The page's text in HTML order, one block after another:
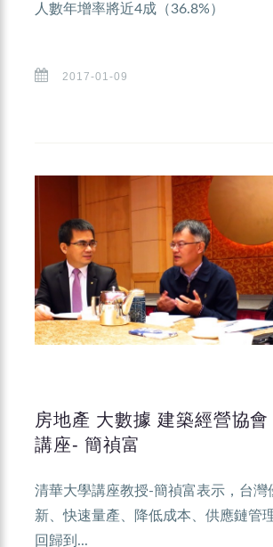
人數年增率將近4成（36.8%）
2017-01-09
房地產 大數據 建築經營協
講座- 簡禎富
清華大學講座教授-簡禎富表示，台灣
新、快速量產、降低成本、供應鏈管
回歸到...